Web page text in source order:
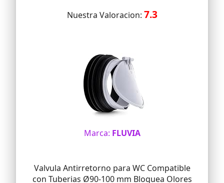
Nuestra Valoracion: 7.3
Marca: FLUVIA
Valvula Antirretorno para WC Compatible
con Tuberias Ø90-100 mm Bloquea Olores